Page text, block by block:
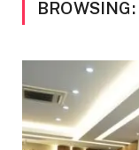
BROWSING: